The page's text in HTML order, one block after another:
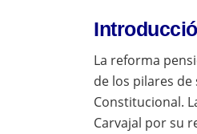
La reforma
de los pilares
Constitucional.
Carvajal por su